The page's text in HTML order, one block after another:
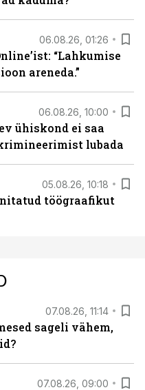
06.08.26, 01:26
“Lahkumise
areneda.”
06.08.26, 10:00
ühiskond ei saa
lubada
05.08.26, 10:18
töögraafikut
07.08.26, 11:14
sageli vähem,
07.08.26, 09:00